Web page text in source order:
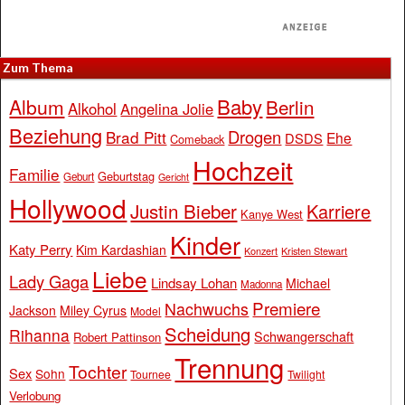
Zum Thema
Album Alkohol Angelina Jolie BabyBerlin
Beziehung Brad Pitt Comeback Drogen DSDS Ehe
Familie Geburt Geburtstag Gericht Hochzeit
Hollywood Justin Bieber Kanye West Karriere
Katy Perry Kim Kardashian Kinder Konzert Kristen Stewart
Lady Gaga Liebe Lindsay Lohan Madonna Michael
Jackson Miley Cyrus Model Nachwuchs Premiere
Rihanna Robert Pattinson Scheidung Schwangerschaft
Sex Sohn Tochter Tournee Trennung Twilight
Verlobung